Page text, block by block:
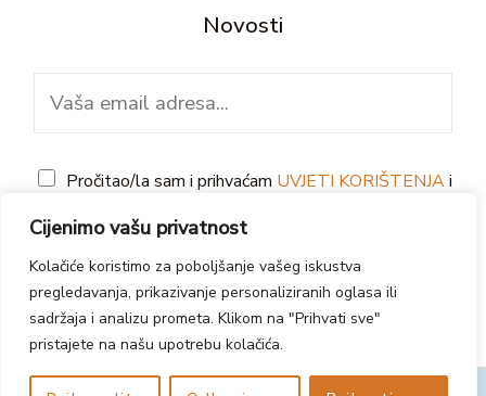
Cijenimo vašu privatnost
Kolačiće koristimo za poboljšanje vašeg iskustva
pregledavanja, prikazivanje personaliziranih oglasa ili
sadržaja i analizu prometa. Klikom na "Prihvati sve"
pristajete na našu upotrebu kolačića.
Novosti
G
P
R
Pročitao/la sam i prihvaćam UVJETI KORIŠTENJAi
PRETPLATI SE